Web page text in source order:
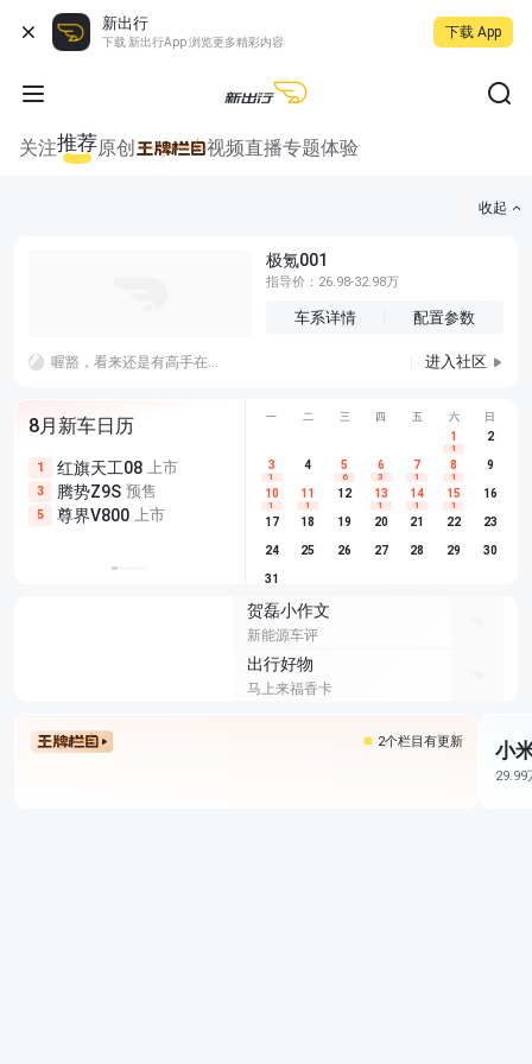
新出行
下载 新出行App 浏览更多精彩内容
下载 App
关注推荐原创 视频直播专题体验
收起
极氪001
指导价：26.98-32.98万
车系详情 配置参数
喔豁，看来还是有高手在民间的，这个隐藏可以给到满分，不过听说线还是要走到手扶箱插usb，太难了太难了 进入社区
8月新车日历
1 红旗天工08 上市
3 腾势Z9S 预售
5 尊界V800 上市
尊界V680 上市
享界G9 预售
别克至境L7 预售
埃安
长城H10
深蓝S05
一 二 三 四 五 六 日
1
1
2
3
1
4 5
6
6
3
7
1
8
1
9
10
1
11
1
12 13
1
14
1
15
1
16
17 18 19 20 21 22 23
24 25 26 27 28 29 30
31
贺磊小作文
新能源车评
出行好物
马上来福香卡
2个栏目有更新 小
29.99